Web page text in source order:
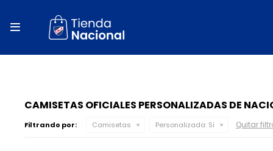

CAMISETAS OFICIALES PERSONALIZADAS DE
Filtrando por: Camisetas Personalizada: Si Quitar
close
local_shipping
percent